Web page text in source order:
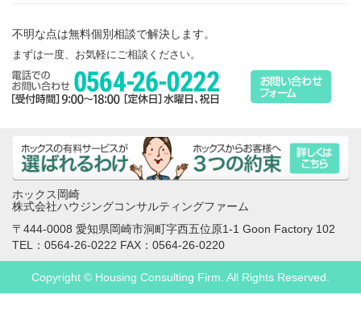
不明な点は無料個別相談で解決します。
まずは一度、お気軽にご相談ください。
ホックス岡崎
株式会社ハウジングコンサルティングファーム
〒444-0008 愛知県岡崎市洞町字西五位原1-1 Goon Factory 102
TEL：0564-26-0222 FAX：0564-26-0220
Copyright © Housing Consulting Firm. All Rights Reserved.